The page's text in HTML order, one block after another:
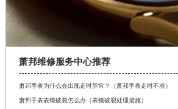
萧邦维修服务中心推荐
萧邦手表为什么会出现走时异常？（萧邦手表走时不准）
萧邦手表表镜破裂怎么办（表镜破裂处理措施）